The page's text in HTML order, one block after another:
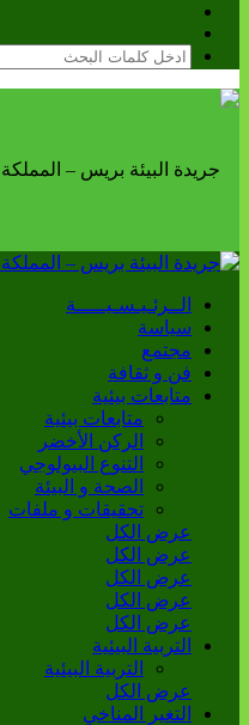
الــرئـيـسـيـــــة
سياسة
مجتمع
فن و ثقافة
متابعات بيئية
متابعات بيئية
الركن الأخضر
التنوع البيولوجي
الصحة و البيئة
تحقيقات و ملفات
عرض الكل
عرض الكل
عرض الكل
عرض الكل
عرض الكل
التربية البيئية
التربية البيئية
عرض الكل
التغير المناخي